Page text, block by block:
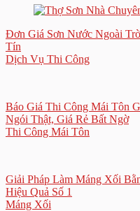
Đơn Giá Sơn Nước Ngoài
Tín
Dịch Vụ Thi Công
Báo Giá Thi Công Mái Tôn
Ngói Thật, Giá Rẻ Bất Ngờ
Thi Công Mái Tôn
Giải Pháp Làm Máng Xối
Hiệu Quả Số 1
Máng Xối